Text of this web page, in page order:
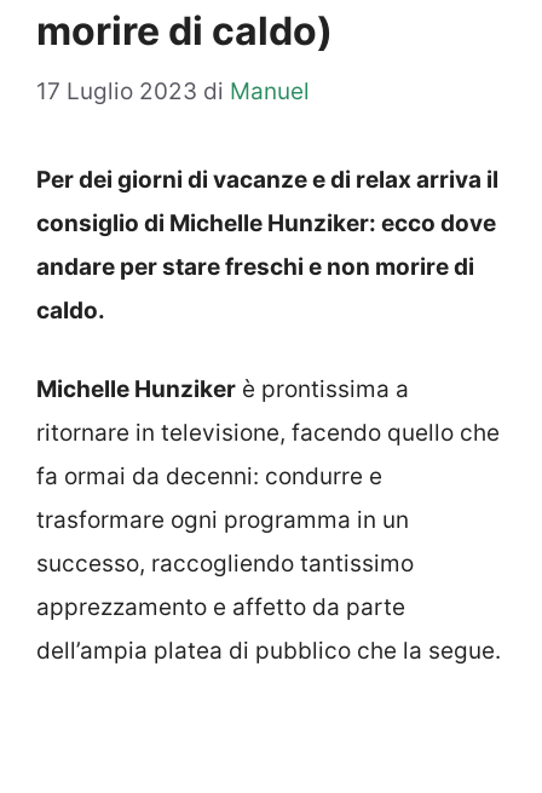
morire di caldo)
17 Luglio 2023 di Manuel
Per dei giorni di vacanze e di relax arriva il
consiglio di Michelle Hunziker: ecco dove
andare per stare freschi e non morire di
caldo.
Michelle Hunziker è prontissima a
ritornare in televisione, facendo quello che
fa ormai da decenni: condurre e
trasformare ogni programma in un
successo, raccogliendo tantissimo
apprezzamento e affetto da parte
dell’ampia platea di pubblico che la segue.